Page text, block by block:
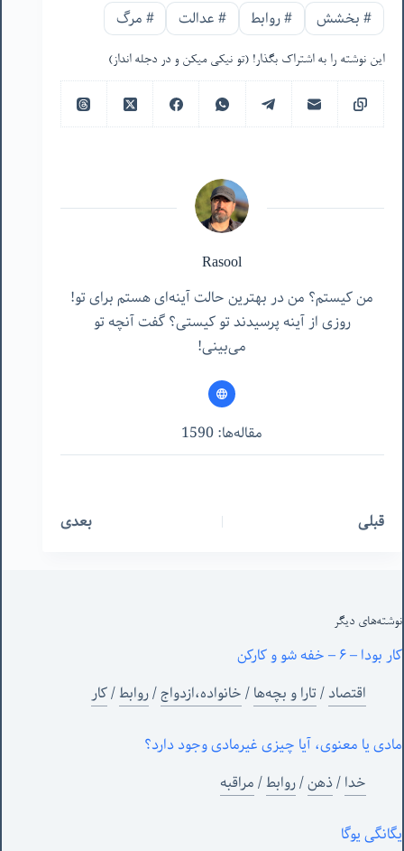
#بخشش #روابط #عدالت #مرگ
این نوشته را به اشتراک بگذار! (تو نیکی میکن و در دجله انداز)
Rasool
من کیستم؟ من در بهترین حالت آینه‌ای هستم برای تو!
روزی از آینه پرسیدند تو کیستی؟ گفت آنچه تو
می‌بینی!
مقاله‌ها: 1590
قبلی بعدی
نوشته‌های‌ دیگر
کار بودا – ۶ – خفه شو و کارکن
اقتصاد/تارا و بچه‌ها/خانواده،ازدواج/روابط/کار
مادی یا معنوی، آیا چیزی غیرمادی وجود دارد؟
خدا/ذهن/روابط/مراقبه
یگانگی یوگا